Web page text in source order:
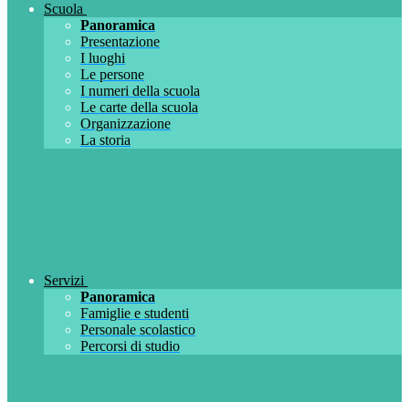
Scuola
Panoramica
Presentazione
I luoghi
Le persone
I numeri della scuola
Le carte della scuola
Organizzazione
La storia
Servizi
Panoramica
Famiglie e studenti
Personale scolastico
Percorsi di studio